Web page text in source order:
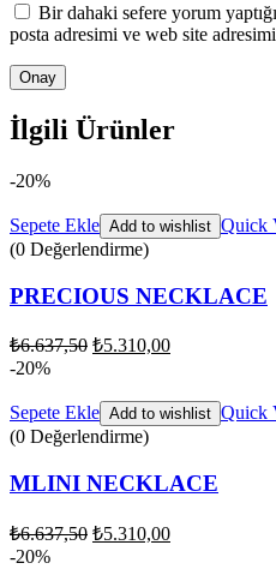
Bir dahaki sefere yorum
posta adresimi ve web site
İlgili Ürünler
-20%
Sepete Ekle Add to wishlist Quick
(0 Değerlendirme)
PRECIOUS NECKLACE
₺6.637,50 ₺5.310,00
-20%
Sepete Ekle Add to wishlist Quick
(0 Değerlendirme)
MLINI NECKLACE
₺6.637,50 ₺5.310,00
-20%